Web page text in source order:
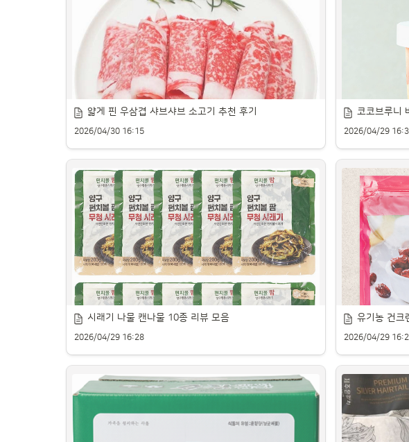
김치찌개에 어울리는 돼지고기 제품을 소개합니다.
부드러운 식감을
신선한 샤브샤브용 소고기 추천 제품을 소개합니다.
얇게 핀 우삼겹 샤브샤브 소고기 추천 후기
2026/04/30 16:15
홈에서 즐기는 아
코코브루니
2026/04/29
시래기 나물 캔나물 10종 리뷰 모음
2026/04/29 16:28
맛과 품질 좋은 크
유기농 건크
2026/04/29